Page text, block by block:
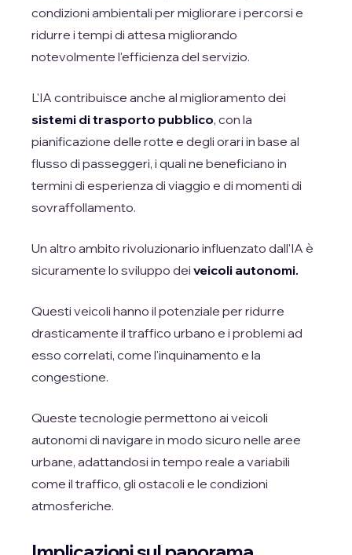
condizioni ambientali per migliorare i percorsi e
ridurre i tempi di attesa migliorando
notevolmente l'efficienza del servizio.
L'IA contribuisce anche al miglioramento dei
sistemi di trasporto pubblico, con la
pianificazione delle rotte e degli orari in base al
flusso di passeggeri, i quali ne beneficiano in
termini di esperienza di viaggio e di momenti di
sovraffollamento.
Un altro ambito rivoluzionario influenzato dall'IA è
sicuramente lo sviluppo dei veicoli autonomi.
Questi veicoli hanno il potenziale per ridurre
drasticamente il traffico urbano e i problemi ad
esso correlati, come l'inquinamento e la
congestione.
Queste tecnologie permettono ai veicoli
autonomi di navigare in modo sicuro nelle aree
urbane, adattandosi in tempo reale a variabili
come il traffico, gli ostacoli e le condizioni
atmosferiche.